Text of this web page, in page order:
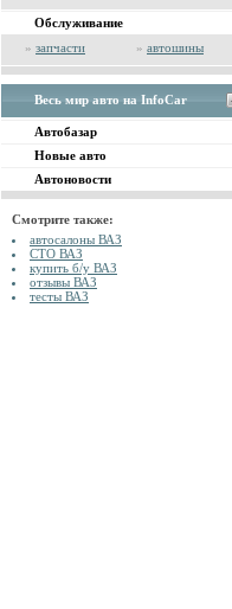
Обслуживание
» запчасти » автошины
Весь мир авто на InfoCar
Автобазар
Новые авто
Автоновости
Смотрите также:
автосалоны ВАЗ
СТО ВАЗ
купить б/у ВАЗ
отзывы ВАЗ
тесты ВАЗ